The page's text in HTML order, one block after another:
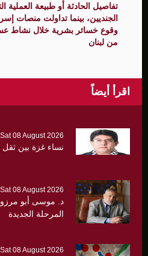
تفاصيل الحادثة أو طبيعة العملية
الجنديين، بينما تداولت منصات
وقوع خسائر بشرية خلال نشاط
من لبنان
اقرأ أيضاً
Sat 08 August 2026
نساء غزة بين ثقل
Sat 08 August 2026
د. موسى أبو
المرحلة الجديدة
Sat 08 August 2026